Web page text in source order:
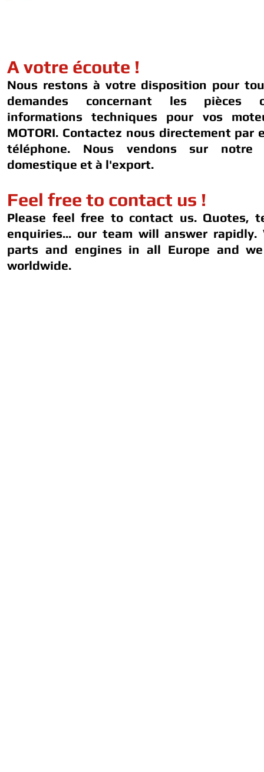
A votre écoute !
Nous restons à votre disposition pour
demandes concernant les pièces
informations techniques pour vos
MOTORI. Contactez nous directement par
téléphone. Nous vendons sur notre
domestique et à l'export.
Feel free to contact us !
Please feel free to contact us. Quotes,
enquiries... our team will answer rapidly.
parts and engines in all Europe and
worldwide.